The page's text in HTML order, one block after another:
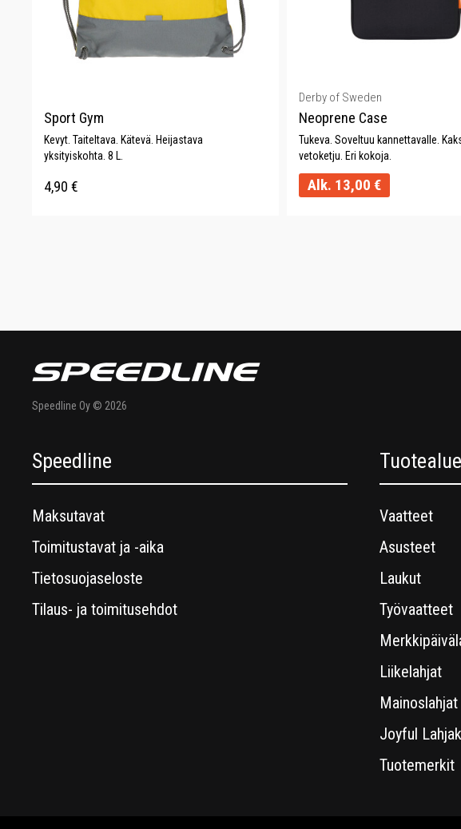
Sport Gym
Kevyt. Taiteltava. Kätevä. Heijastava
yksityiskohta. 8 L.
4,90 €
Derby of Sweden
Neoprene Case
Tukeva. Soveltuu kannettavalle.
vetoketju. Eri kokoja.
Alk. 13,00 €
Speedline Oy © 2026
Speedline
Maksutavat
Toimitustavat ja -aika
Tietosuojaseloste
Tilaus- ja toimitusehdot
Vaatteet
Asusteet
Laukut
Työvaatteet
Liikelahjat
Mainoslahjat
Joyful
Tuotemerkit